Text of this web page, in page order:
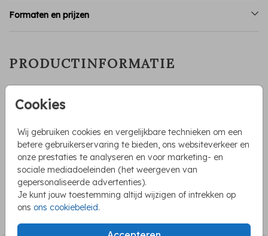
Cookies
Wij gebruiken cookies en vergelijkbare technieken om een
betere gebruikerservaring te bieden, ons websiteverkeer en
onze prestaties te analyseren en voor marketing- en
sociale mediadoeleinden (het weergeven van
gepersonaliseerde advertenties).
Je kunt jouw toestemming altijd wijzigen of intrekken op
ons ons cookiebeleid.
Formaten en prijzen
PRODUCTINFORMATIE
Save the date kaart met een los label waar een foto op
aanpassen in onze editor. Maak vast met een paperclip.
Deze moet je er nog los bijbestellen. De teksten worden
gedrukt in goud folie. De kleuren van de kaart kan je
aanpassen bij de kleuren van je foto.
Formaat onderste kaart is 10x17,5 cm
Formaat foto label 6,5x13,5 cm
Toon meer
COLLECTIE